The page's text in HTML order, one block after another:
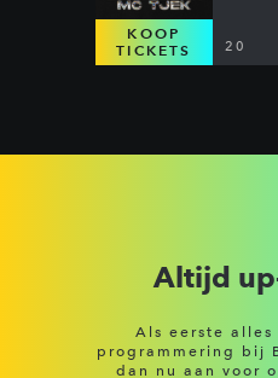
KOOP
TICKETS
20
Altijd
Als eerste alles
programmering bij
dan nu aan voor